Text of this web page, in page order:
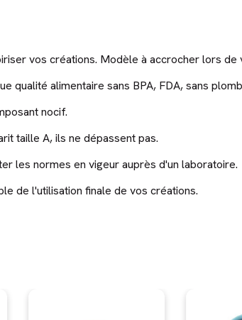
vos créations. Modèle à accrocher lors
qualité alimentaire sans BPA, FDA, sans
nocif.
taille A, ils ne dépassent pas.
les normes en vigeur auprès d'un laboratoire.
de l'utilisation finale de vos créations.